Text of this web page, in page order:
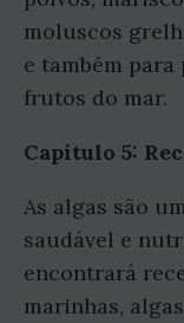
moluscos
e também
frutos do mar.
Capítulo 5:
As algas são
saudável e
encontrará
marinhas,